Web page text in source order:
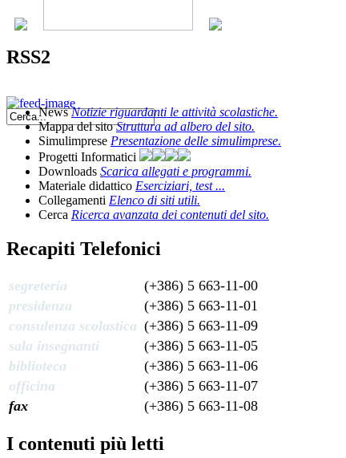
RSS2
NewsNotizie riguardanti le attività scolastiche.
Mappa del sitoStruttura ad albero del sito.
Simulimprese Presentazione delle simulimprese.
Progetti Informatici
Downloads Scarica allegati e programmi.
Materiale didattico Eserciziari, test ...
Collegamenti Elenco di siti utili.
Cerca Ricerca avanzata dei contenuti del sito.
Recapiti Telefonici
segreteria
(+386) 5 663-11-00
presidenza
(+386) 5 663-11-01
consulenza scolastica (+386) 5 663-11-09
sala insegnanti
(+386) 5 663-11-05
biblioteca
(+386) 5 663-11-06
officina
(+386) 5 663-11-07
fax
(+386) 5 663-11-08
I contenuti più letti